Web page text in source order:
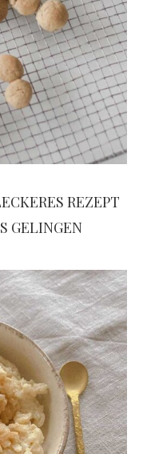
REZEPT
GELINGEN